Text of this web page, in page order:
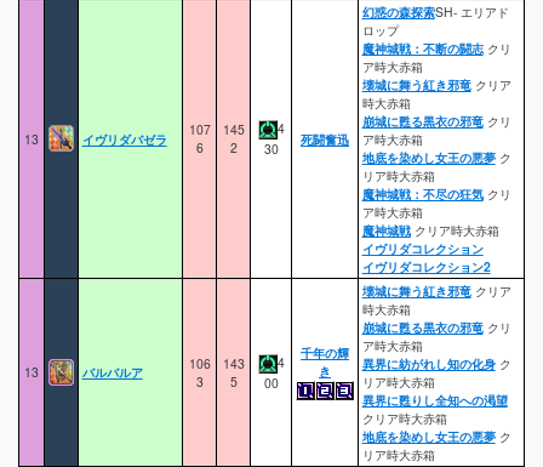
13 イヴリダバゼラ
107
6
145
2
4
30
死闘奮迅
幻惑の森探索SH- エリアド
ロップ
魔神城戦：不断の闘志クリ
ア時大赤箱
壊城に舞う紅き邪竜クリア
時大赤箱
崩城に甦る黒衣の邪竜クリ
ア時大赤箱
地底を染めし女王の悪夢ク
リア時大赤箱
魔神城戦：不尽の狂気クリ
ア時大赤箱
魔神城戦クリア時大赤箱
イヴリダコレクション
イヴリダコレクション2
13 バルバルア
106
3
143
5
4
00
千年の輝
き
壊城に舞う紅き邪竜クリア
時大赤箱
崩城に甦る黒衣の邪竜クリ
ア時大赤箱
異界に紡がれし知の化身ク
リア時大赤箱
異界に甦りし全知への渇望
クリア時大赤箱
地底を染めし女王の悪夢ク
リア時大赤箱